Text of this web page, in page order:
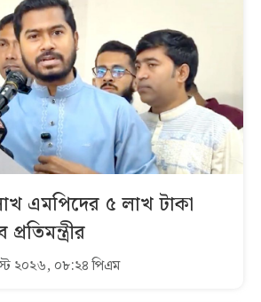
এমপিদের ৫ লাখ টাকা
২০২৬, ০৮:২৪ পিএম